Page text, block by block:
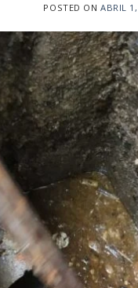
POSTED ONABRIL